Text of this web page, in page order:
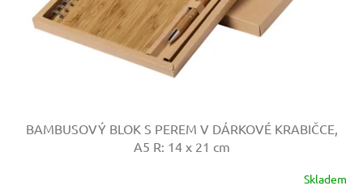
BAMBUSOVÝ BLOK S PEREM V DÁRKOVÉ KRABIČCE,
A5 R: 14 x 21 cm
Skladem